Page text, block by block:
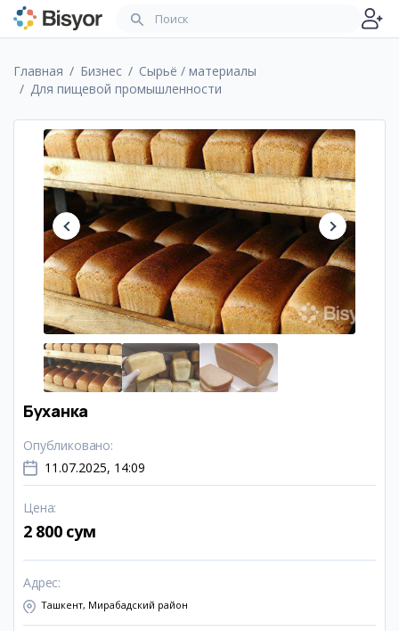
Главная Бизнес
Сырьё / материалы
Для пищевой промышленности
Буханка
Опубликовано:
11.07.2025, 14:09
Цена:
2 800 сум
Адрес:
Ташкент, Мирабадский район